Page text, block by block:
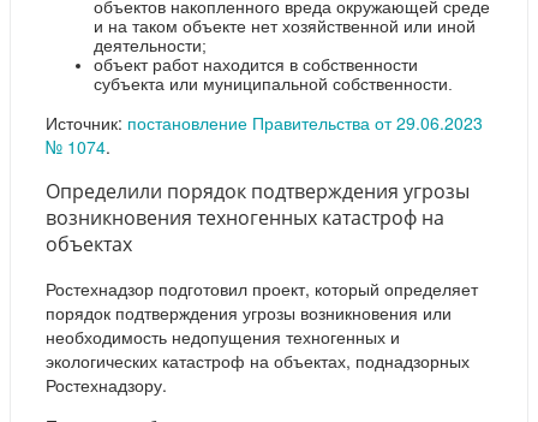
объектов накопленного вреда окружающей среде
и на таком объекте нет хозяйственной или иной
деятельности;
объект работ находится в собственности
субъекта или муниципальной собственности.
Источник: постановление Правительства от 29.06.2023
№ 1074.
Определили порядок подтверждения угрозы
возникновения техногенных катастроф на
объектах
Ростехнадзор подготовил проект, который определяет
порядок подтверждения угрозы возникновения или
необходимость недопущения техногенных и
экологических катастроф на объектах, поднадзорных
Ростехнадзору.